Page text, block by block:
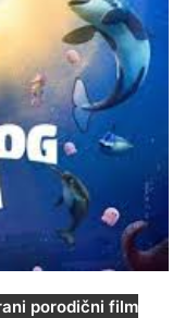
porodični film